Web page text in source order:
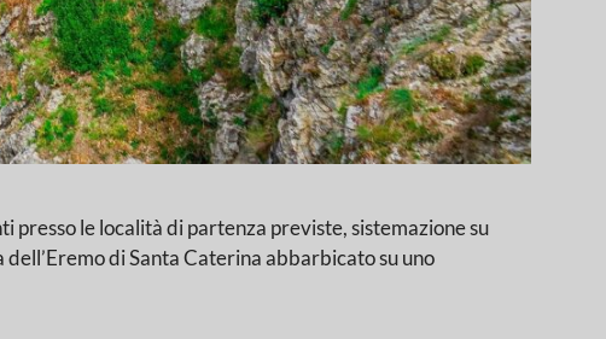
presso le località di partenza previste, sistemazione su
di Santa Caterina abbarbicato su uno